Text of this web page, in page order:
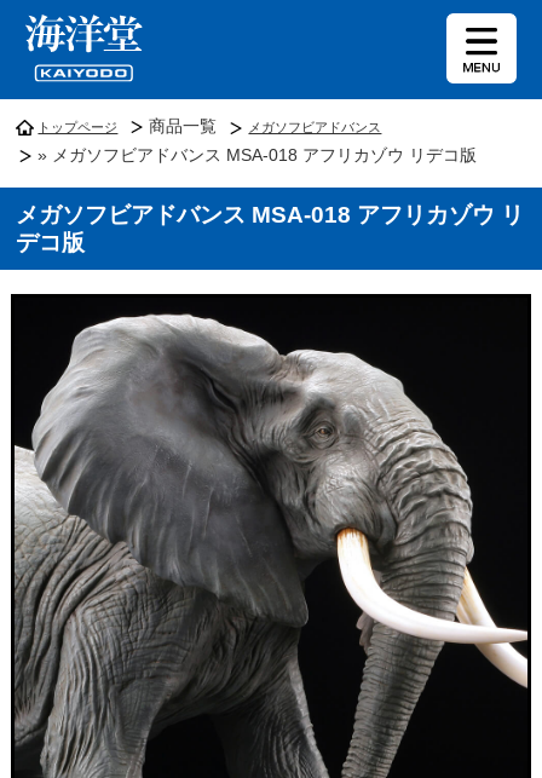
トップページ 商品一覧 メガソフビアドバンス
» メガソフビアドバンス MSA-018 アフリカゾウ リデコ版
メガソフビアドバンス MSA-018 アフリカゾウ リ
デコ版